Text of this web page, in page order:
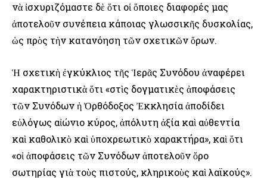
νὰ ἰσχυριζόμαστε δὲ ὅτι οἱ ὅποιες διαφορές μας
ἀποτελοῦν συνέπεια κάποιας γλωσσικῆς δυσκολίας,
ὡς πρὸς τὴν κατανόηση τῶν σχετικῶν ὅρων.
Ἡ σχετικὴ ἐγκύκλιος τῆς Ἱερᾶς Συνόδου ἀναφέρει
χαρακτηριστικὰ ὅτι «στὶς δογματι­κὲς ἀποφάσεις
τῶν Συνόδων ἡ Ὀρθόδοξος Ἐκκλησία ἀποδίδει
εὐλόγως αἰώνιο κύρος, ἀπόλυτη ἀξία καὶ αὐθεντία
καὶ καθολικὸ καὶ ὑποχρεωτικὸ χαρακτήρα», καὶ ὅτι
«οἱ ἀποφάσεις τῶν Συνόδων ἀποτελοῦν ὅρο
σωτηρίας γιὰ τοὺς πιστούς, κληρικοὺς καὶ λαϊκούς».